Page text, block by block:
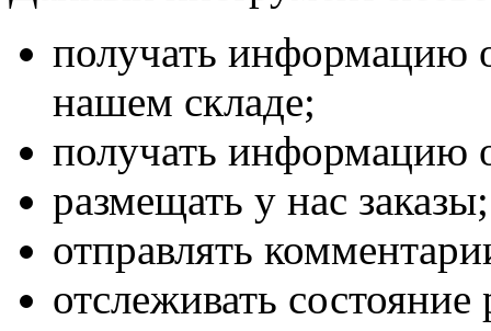
получать информацию
нашем складе;
получать информацию
размещать у нас заказы;
отправлять
отслеживать